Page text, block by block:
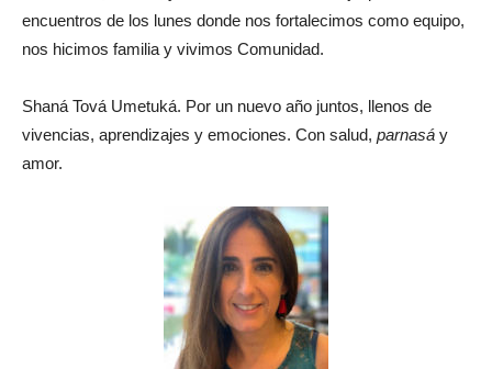
encuentros de los lunes donde nos fortalecimos como equipo,
nos hicimos familia y vivimos Comunidad.
Shaná Tová Umetuká. Por un nuevo año juntos, llenos de
vivencias, aprendizajes y emociones. Con salud, parnasá y
amor.